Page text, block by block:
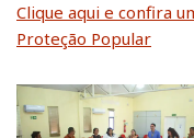
Clique aqui e confira
Proteção Popular